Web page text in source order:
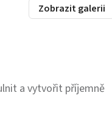
Zobrazit galerii
a vytvořit příjemně